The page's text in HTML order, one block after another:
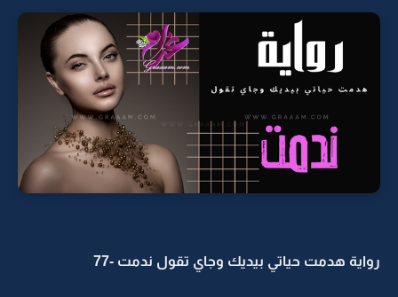
رواية هدمت حياتي بيديك وجاي تقول ندمت -77